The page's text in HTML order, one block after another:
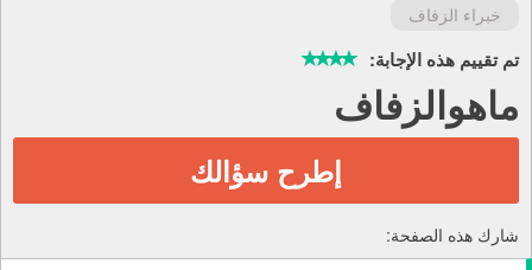
خبراء الزفاف
تم تقييم هذه الإجابة:
ماهوالزفاف
إطرح سؤالك
شارك هذه الصفحة: